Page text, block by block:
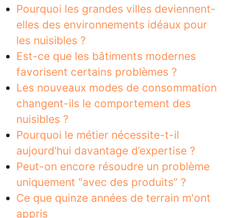
Pourquoi les grandes villes deviennent-
elles des environnements idéaux pour
les nuisibles ?
Est-ce que les bâtiments modernes
favorisent certains problèmes ?
Les nouveaux modes de consommation
changent-ils le comportement des
nuisibles ?
Pourquoi le métier nécessite-t-il
aujourd’hui davantage d’expertise ?
Peut-on encore résoudre un problème
uniquement “avec des produits” ?
Ce que quinze années de terrain m'ont
appris